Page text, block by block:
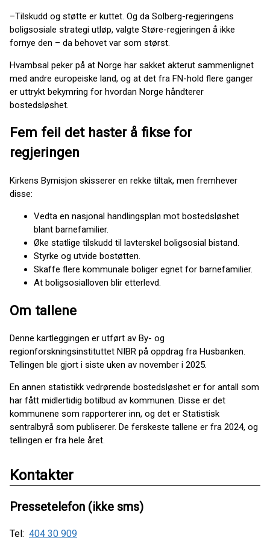
–Tilskudd og støtte er kuttet. Og da Solberg-regjeringens
boligsosiale strategi utløp, valgte Støre-regjeringen å ikke
fornye den – da behovet var som størst.
Hvambsal peker på at Norge har sakket akterut sammenlignet
med andre europeiske land, og at det fra FN-hold flere ganger
er uttrykt bekymring for hvordan Norge håndterer
bostedsløshet.
Fem feil det haster å fikse for
regjeringen
Kirkens Bymisjon skisserer en rekke tiltak, men fremhever
disse:
Vedta en nasjonal handlingsplan mot bostedsløshet
blant barnefamilier.
Øke statlige tilskudd til lavterskel boligsosial bistand.
Styrke og utvide bostøtten.
Skaffe flere kommunale boliger egnet for barnefamilier.
At boligsosialloven blir etterlevd.
Om tallene
Denne kartleggingen er utført av By- og
regionforskningsinstituttet NIBR på oppdrag fra Husbanken.
Tellingen ble gjort i siste uken av november i 2025.
En annen statistikk vedrørende bostedsløshet er for antall som
har fått midlertidig botilbud av kommunen. Disse er det
kommunene som rapporterer inn, og det er Statistisk
sentralbyrå som publiserer. De ferskeste tallene er fra 2024, og
tellingen er fra hele året.
Kontakter
Pressetelefon (ikke sms)
Tel: 404 30 909